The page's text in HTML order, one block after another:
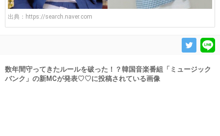
出典： https://search.naver.com
数年間守ってきたルールを破った！？韓国音楽番組「ミュージック
バンク」の新MCが発表♡♡に投稿されている画像